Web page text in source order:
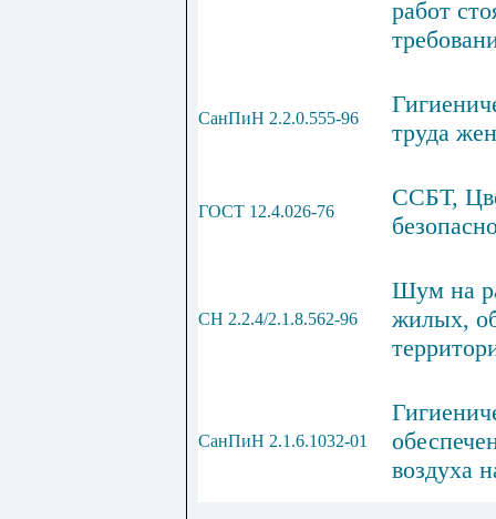
работ
СанПиН 2.2.0.555-96
труда
ГОСТ 12.4.026-76
ССБТ,
СН 2.2.4/2.1.8.562-96
Шум на
жилых,
СанПиН 2.1.6.1032-01
воздуха